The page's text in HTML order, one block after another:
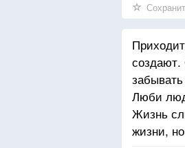
Люби
Жизнь
жизни,